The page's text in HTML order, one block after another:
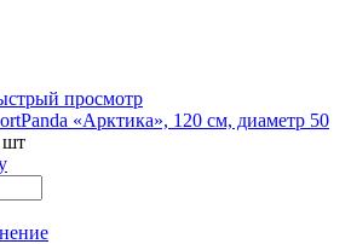
просмотр
«Арктика», 120 см, диаметр 50
шт